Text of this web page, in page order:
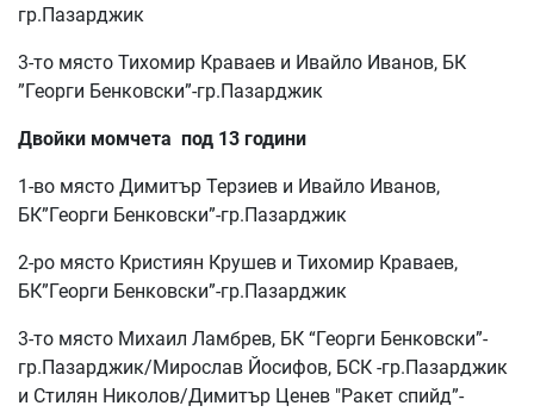
гр.Пазарджик
3-то място Тихомир Краваев и Ивайло Иванов, БК
”Георги Бенковски”-гр.Пазарджик
Двойки момчета под 13 години
1-во място Димитър Терзиев и Ивайло Иванов,
БК”Георги Бенковски”-гр.Пазарджик
2-ро място Кристиян Крушев и Тихомир Краваев,
БК”Георги Бенковски”-гр.Пазарджик
3-то място Михаил Ламбрев, БК “Георги Бенковски”-
гр.Пазарджик/Мирослав Йосифов, БСК -гр.Пазарджик
и Стилян Николов/Димитър Ценев "Ракет спийд”-